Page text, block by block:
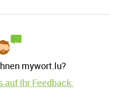
mywort.lu?
auf Ihr Feedback.